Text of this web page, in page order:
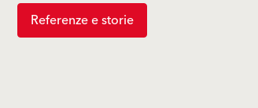
Referenze e storie